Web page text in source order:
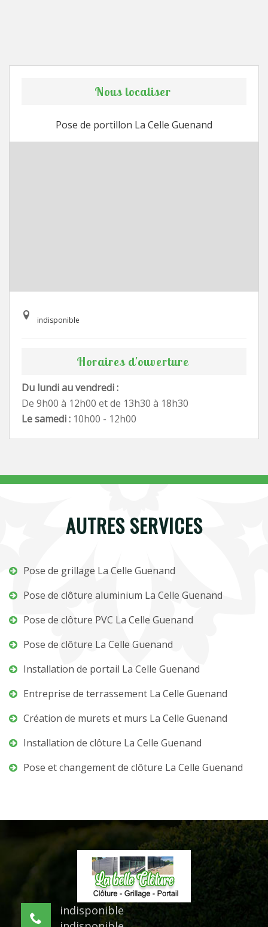
Nous localiser
Pose de portillon La Celle Guenand
indisponible
Horaires d'ouverture
Du lundi au vendredi :
De 9h00 à 12h00 et de 13h30 à 18h30
Le samedi : 10h00 - 12h00
AUTRES SERVICES
Pose de grillage La Celle Guenand
Pose de clôture aluminium La Celle Guenand
Pose de clôture PVC La Celle Guenand
Pose de clôture La Celle Guenand
Installation de portail La Celle Guenand
Entreprise de terrassement La Celle Guenand
Création de murets et murs La Celle Guenand
Installation de clôture La Celle Guenand
Pose et changement de clôture La Celle Guenand
indisponible